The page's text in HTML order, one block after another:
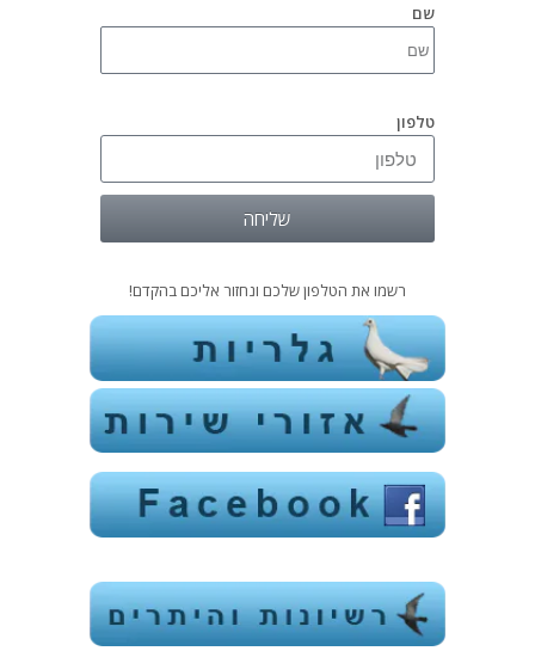
שם
טלפון
שליחה
רשמו את הטלפון שלכם ונחזור אליכם בהקדם!